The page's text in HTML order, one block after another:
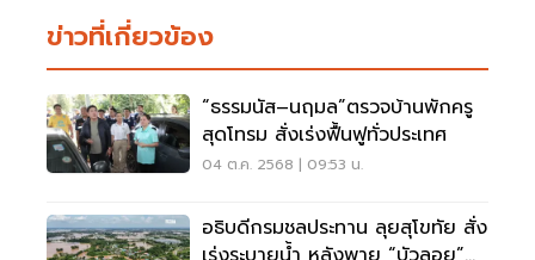
ข่าวที่เกี่ยวข้อง
“ธรรมนัส–นฤมล”ตรวจบ้านพักครู
สุดโทรม สั่งเร่งฟื้นฟูทั่วประเทศ
04 ต.ค. 2568 | 09:53 น.
อธิบดีกรมชลประทาน ลุยสุโขทัย สั่ง